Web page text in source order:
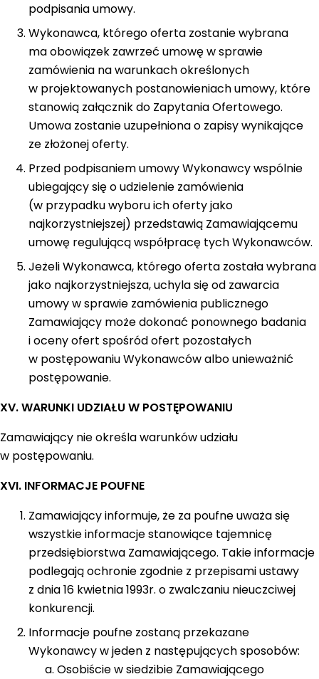
podpisania umowy.
Wykonawca, którego oferta zostanie wybrana
ma obowiązek zawrzeć umowę w sprawie
zamówienia na warunkach określonych
w projektowanych postanowieniach umowy, które
stanowią załącznik do Zapytania Ofertowego.
Umowa zostanie uzupełniona o zapisy wynikające
ze złożonej oferty.
Przed podpisaniem umowy Wykonawcy wspólnie
ubiegający się o udzielenie zamówienia
(w przypadku wyboru ich oferty jako
najkorzystniejszej) przedstawią Zamawiającemu
umowę regulującą współpracę tych Wykonawców.
Jeżeli Wykonawca, którego oferta została wybrana
jako najkorzystniejsza, uchyla się od zawarcia
umowy w sprawie zamówienia publicznego
Zamawiający może dokonać ponownego badania
i oceny ofert spośród ofert pozostałych
w postępowaniu Wykonawców albo unieważnić
postępowanie.
XV. WARUNKI UDZIAŁU W POSTĘPOWANIU
Zamawiający nie określa warunków udziału
w postępowaniu.
XVI. INFORMACJE POUFNE
Zamawiający informuje, że za poufne uważa się
wszystkie informacje stanowiące tajemnicę
przedsiębiorstwa Zamawiającego. Takie informacje
podlegają ochronie zgodnie z przepisami ustawy
z dnia 16 kwietnia 1993r. o zwalczaniu nieuczciwej
konkurencji.
Informacje poufne zostaną przekazane
Wykonawcy w jeden z następujących sposobów:
Osobiście w siedzibie Zamawiającego